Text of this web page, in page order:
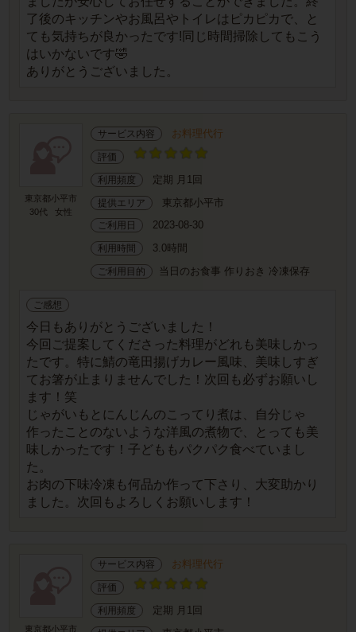
了後のキッチンやお風呂やトイレはピカピカで、と
ても気持ちが良かったです!同じ時間掃除してもこう
はいかないです🤣
ありがとうございました。
東京都小平市
30代
女性
サービス内容 お料理代行
評価
利用頻度 定期 月1回
提供エリア 東京都小平市
ご利用日 2023-08-30
利用時間 3.0時間
ご利用目的 当日のお食事 作りおき 冷凍保存
ご感想
今日もありがとうございました！
今回ご提案してくださった料理がどれも美味しかっ
たです。特に鯖の竜田揚げカレー風味、美味しすぎ
てお箸が止まりませんでした！次回も必ずお願いし
ます！笑
じゃがいもとにんじんのこってり煮は、自分じゃ
作ったことのないような洋風の煮物で、とっても美
味しかったです！子どももパクパク食べていまし
た。
お肉の下味冷凍も何品か作って下さり、大変助かり
ました。次回もよろしくお願いします！
東京都小平市
サービス内容 お料理代行
評価
利用頻度 定期 月1回